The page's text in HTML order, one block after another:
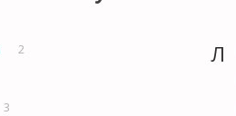
2
3
Л